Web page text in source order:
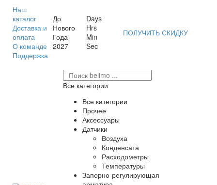
Наш
каталог
Доставка и
оплата
О команде
Поддержка
До
Нового
Года
2027
Days
Hrs
Min
Sec
ПОЛУЧИТЬ СКИДКУ
Все категории
Все категории
Прочее
Аксессуары
Датчики
Воздуха
Конденсата
Расходометры
Температуры
Запорно-регулирующая